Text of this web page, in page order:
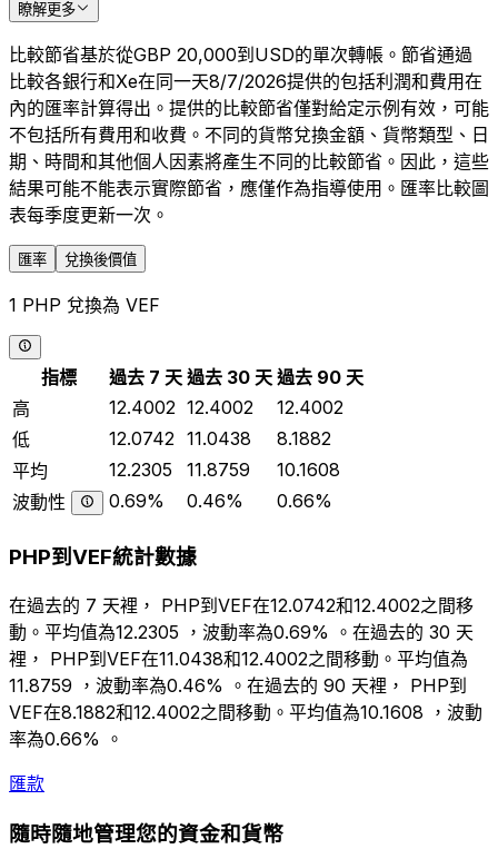
瞭解更多
比較節省基於從GBP 20,000到USD的單次轉帳。節省通過
比較各銀行和Xe在同一天8/7/2026提供的包括利潤和費用在
內的匯率計算得出。提供的比較節省僅對給定示例有效，可能
不包括所有費用和收費。不同的貨幣兌換金額、貨幣類型、日
期、時間和其他個人因素將產生不同的比較節省。因此，這些
結果可能不能表示實際節省，應僅作為指導使用。匯率比較圖
表每季度更新一次。
匯率 兌換後價值
1 PHP 兌換為 VEF
指標 過去 7 天 過去 30 天 過去 90 天
高
12.4002 12.4002
12.4002
低
12.0742 11.0438
8.1882
平均
12.2305 11.8759
10.1608
波動性
0.69% 0.46% 0.66%
PHP到VEF統計數據
在過去的 7 天裡， PHP到VEF在12.0742和12.4002之間移
動。平均值為12.2305 ，波動率為0.69% 。在過去的 30 天
裡， PHP到VEF在11.0438和12.4002之間移動。平均值為
11.8759 ，波動率為0.46% 。在過去的 90 天裡， PHP到
VEF在8.1882和12.4002之間移動。平均值為10.1608 ，波動
率為0.66% 。
匯款
隨時隨地管理您的資金和貨幣